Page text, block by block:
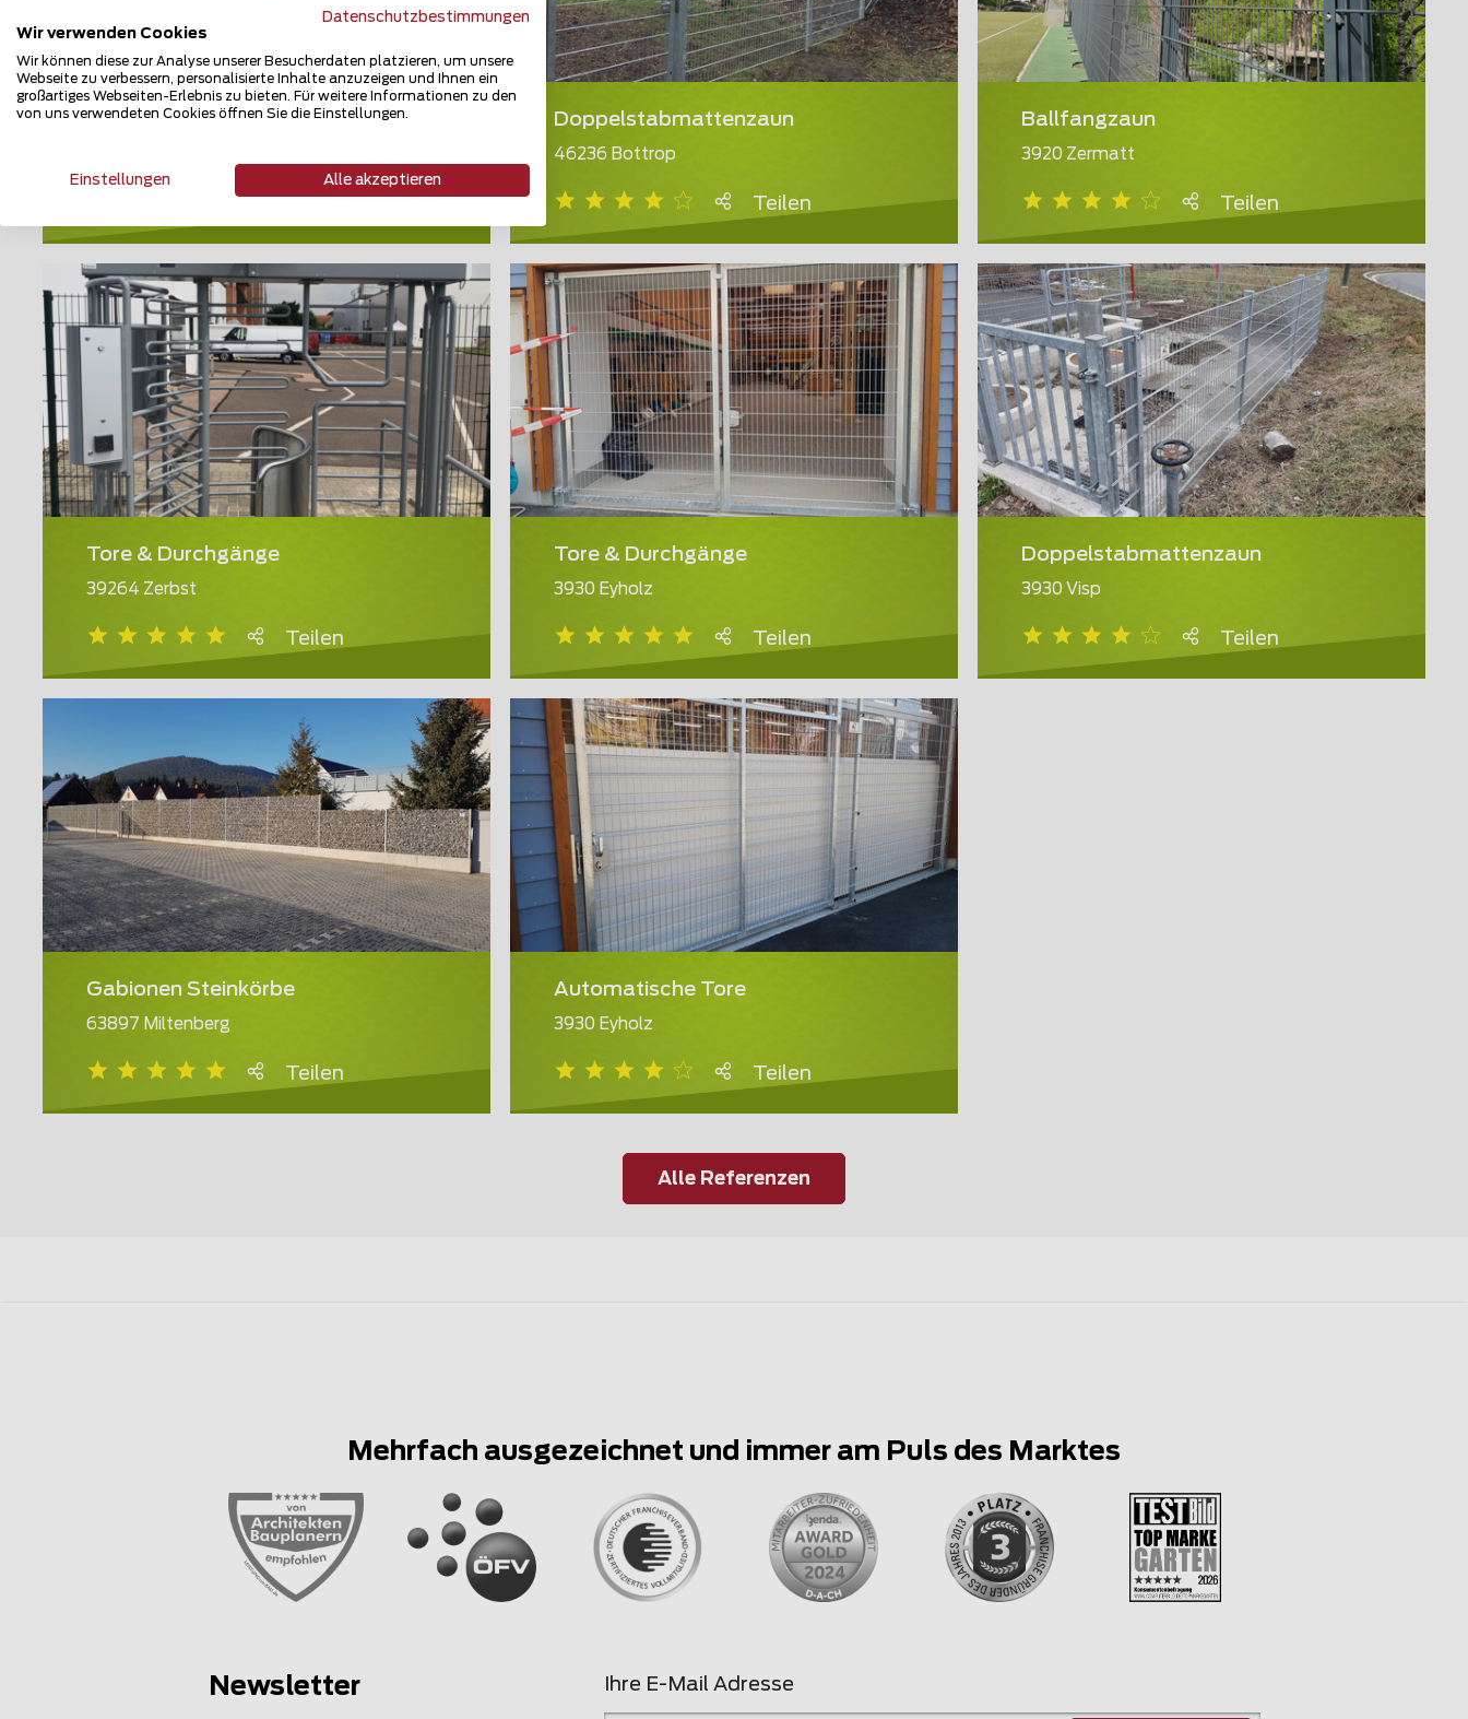
Doppelstabmattenzaun Doppelstabmattenzaun
46236 Bottrop
Teilen
Ballfangzaun
3920 Zermatt
Teilen
Tore & Durchgänge
39264 Zerbst
Teilen
Tore & Durchgänge
3930 Eyholz
Teilen
Doppelstabmattenzaun
3930 Visp
Teilen
Gabionen Steinkörbe
63897 Miltenberg
Teilen
Automatische Tore
3930 Eyholz
Teilen
Alle Referenzen
Mehrfach ausgezeichnet und immer am Puls des Marktes
Newsletter Ihre E-Mail Adresse
Datenschutzbestimmungen
Wir verwenden Cookies
Wir können diese zur Analyse unserer Besucherdaten platzieren, um unsere
Webseite zu verbessern, personalisierte Inhalte anzuzeigen und Ihnen ein
großartiges Webseiten-Erlebnis zu bieten. Für weitere Informationen zu den
von uns verwendeten Cookies öffnen Sie die Einstellungen.
Einstellungen Alle akzeptieren